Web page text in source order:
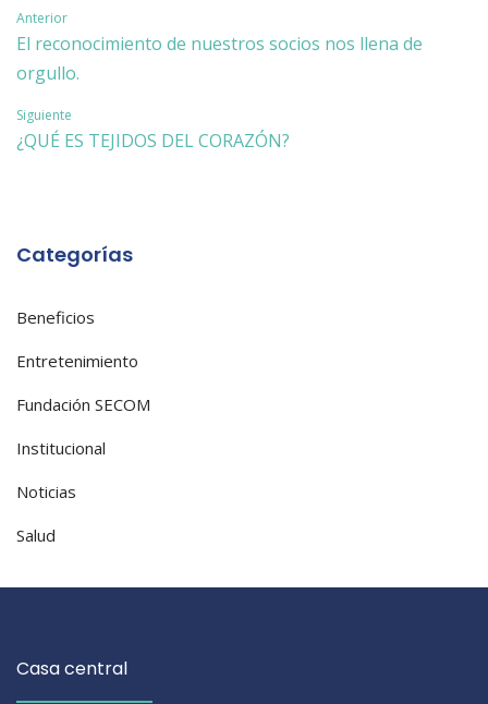
Navegación
de
entradas
Anterior
El reconocimiento de nuestros socios nos llena de
orgullo.
Siguiente
¿QUÉ ES TEJIDOS DEL CORAZÓN?
Categorías
Beneficios
Entretenimiento
Fundación SECOM
Institucional
Noticias
Salud
Casa central